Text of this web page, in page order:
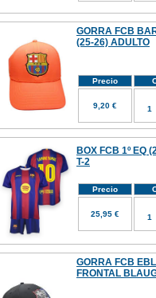
GORRA FCB
(25-26) ADULTO
Precio
9,20 €
BOX FCB 1º EQ
T-2
Precio
25,95 €
GORRA FCB
FRONTAL